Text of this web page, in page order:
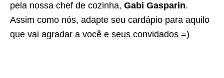
pela nossa chef de cozinha, Gabi Gasparin.
Assim como nós, adapte seu cardápio para aquilo
que vai agradar a você e seus convidados =)